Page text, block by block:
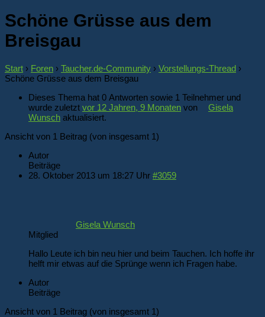
Schöne Grüsse aus dem
Breisgau
Start › Foren › Taucher.de-Community › Vorstellungs-Thread ›
Schöne Grüsse aus dem Breisgau
Dieses Thema hat 0 Antworten sowie 1 Teilnehmer und
wurde zuletzt vor 12 Jahren, 9 Monaten von
Gisela
Wunsch aktualisiert.
Ansicht von 1 Beitrag (von insgesamt 1)
Autor
Beiträge
28. Oktober 2013 um 18:27 Uhr #3059
Gisela Wunsch
Mitglied
Hallo Leute ich bin neu hier und beim Tauchen. Ich hoffe ihr
helft mir etwas auf die Sprünge wenn ich Fragen habe.
Autor
Beiträge
Ansicht von 1 Beitrag (von insgesamt 1)